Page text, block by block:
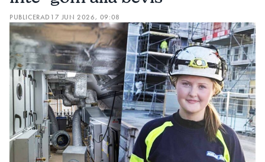
PUBLICERAD 17 JUN 2026, 09:08